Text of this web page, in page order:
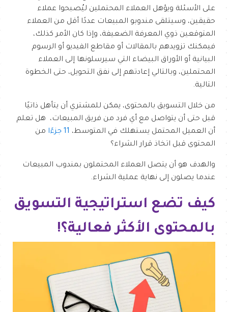
على الأسئلة ويؤهل العملاء المحتملين ليُصبحوا عملاء
حقيقين، وسيتلقى مندوبو المبيعات عددًا أقل من العملاء
المتوقعين ذوي المعرفة الضعيفة، وإذا كان الأمر كذلك،
فيمكنك تزويدهم بالمقالات أو مقاطع الفيديو أو الرسوم
البيانية أو الأوراق البيضاء التي سيرسلونها إلى العملاء
المحتملين، وبالتالي إعادتهم إلى نفق التحويل، حتى الخطوة
التالية.
من خلال التسويق بالمحتوى، يمكن للمشتري أن يتأهل ذاتيًا
قبل حتى أن يتواصل مع أي فرد من فريق المبيعات، هل تعلم
أن العميل المحتمل يستهلك في المتوسط،
من
المحتوى قبل اتخاذ قرار الشراء؟
والهدف هو أن يتصل العملاء المحتملون بمندوب المبيعات
عندما يصلون إلى نهاية عملية الشراء.
كيف تضع استراتيجية التسويق
بالمحتوى الأكثر فعالية؟!